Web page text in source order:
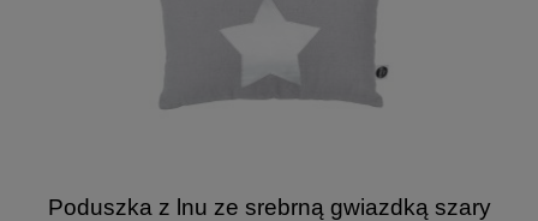
Poduszka z lnu ze srebrną gwiazdką szary